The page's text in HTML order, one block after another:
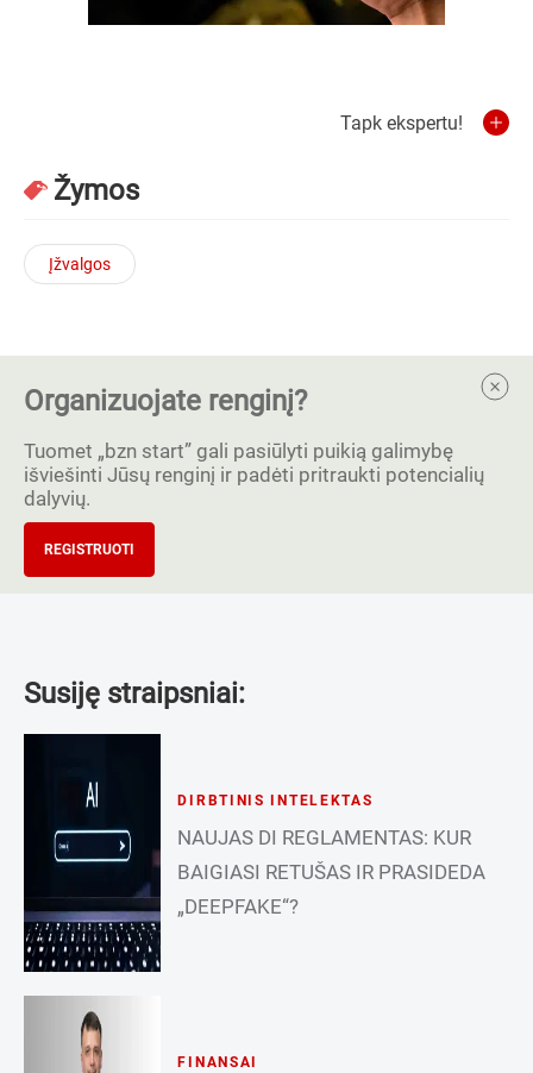
Tapk ekspertu!
Žymos
Įžvalgos
Organizuojate renginį?
Tuomet „bzn start” gali pasiūlyti puikią galimybę
išviešinti Jūsų renginį ir padėti pritraukti potencialių
dalyvių.
REGISTRUOTI
Susiję straipsniai:
DIRBTINIS INTELEKTAS
NAUJAS DI REGLAMENTAS: KUR
BAIGIASI RETUŠAS IR PRASIDEDA
„DEEPFAKE“?
FINANSAI